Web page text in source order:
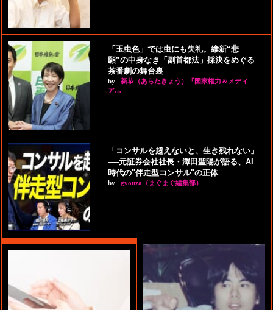
「玉虫色」では虫にも失礼。維新“悲
願”の中身なき「副首都法」採決をめぐる
茶番劇の舞台裏
by
新恭（あらたきょう）『国家権力＆メディ
ア…
「コンサルを超えないと、生き残れない」
──元証券会社社長・澤田聖陽が語る、AI
時代の"伴走型コンサル"の正体
by gyouza（まぐまぐ編集部）